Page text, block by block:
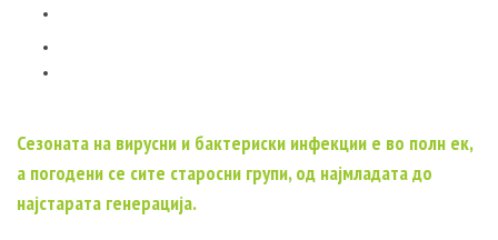
Сезоната на вирусни и бактериски инфекции е во полн ек,
а погодени се сите старосни групи, од најмладата до
најстарата генерација.